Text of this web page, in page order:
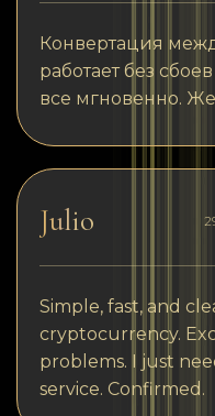
Конвертация
работает без
все мгновенно.
Julio
Simple, fast, and
cryptocurrency.
problems. I just
service. Confirmed.